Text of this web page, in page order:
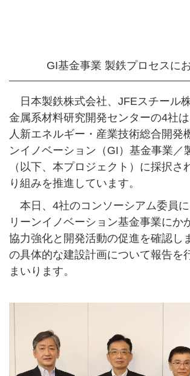
GI基金事業 製鉄プロセスに
日本製鉄株式会社、JFEスチール
金属系材料研究開発センターの4社
人新エネルギー・産業技術総合開
ンイノベーション（GI）基金事業
（以下、本プロジェクト）に採択
り組みを推進しています。
本日、4社のコンソーシアム委員
リーンイノベーション基金事業に
協力強化と開発活動の促進を確認し
の具体的な建設計画について報告を
まいります。